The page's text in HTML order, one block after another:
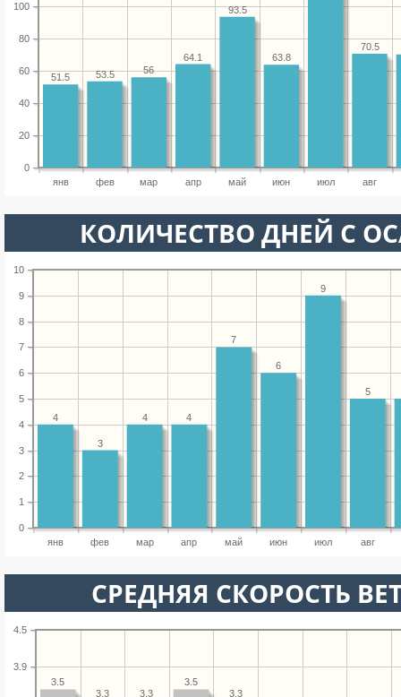
янв фев мар апр май июн июл авг
0
20
40
60
80
100
70.5
63.8
93.5
64.1
56
53.5
51.5
КОЛИЧЕСТВО ДНЕЙ С
янв фев мар апр май июн июл авг
0
1
2
3
4
5
6
7
8
9
10
5
9
6
7
4
4
3
4
СРЕДНЯЯ СКОРОСТЬ
3.9
4.5
3.3
3.5
3.3
3.3
3.5